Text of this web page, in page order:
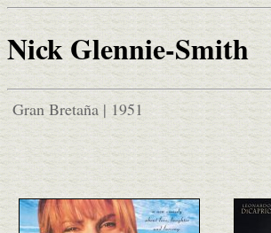
Nick Glennie-Smith
Gran Bretaña | 1951